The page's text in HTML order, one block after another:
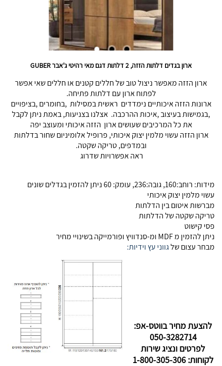
ארון בגדים דלתות הזזה, 2 דלתות דגם מאי רהיטי ג'אבר GUBER
ארון הזזה מאפשר ניצול טוב של חללים קטנים או חללים שאי אפשר
לפתוח ארון עם דלתות פתיחה.
ארונות הזזה איכותיים נימדדים ראשית במסילות ,בחומרים ,בציפויים
,בגמישות בעיצוב ,איכות ההרכבה. אצלנו בצניעות, באמת ניתן לקבל
את כל המרכיבים שעושים ארון הזזה איכותי ומעוצב יפה
ארון הזזה עשוי מלמין יצוק איכותי, פרופיל אלומיניום שחור בדלתות
ובמדפים, טריקה שקטה.
ראה אפשרויות שדרוג
מידות: רוחב:160, גובה:236, עומק: 60 ניתן להזמין בגדלים שונים
עשוי מלמין יצוק איכותי
מברשות איטום בין הדלתות
טריקה שקטה של הדלתות
פסי קישוט
ניתן להזמין מ MDF ומ-סנדוויץ ופורמייקה בשינויי מחיר
מבחר עצום שלגווני עץ וידיות:
להצעת מחיר בווטס-אפ:
050-3282714
לפרטים ונציג שירות
לקוחות: 1-800-305-306